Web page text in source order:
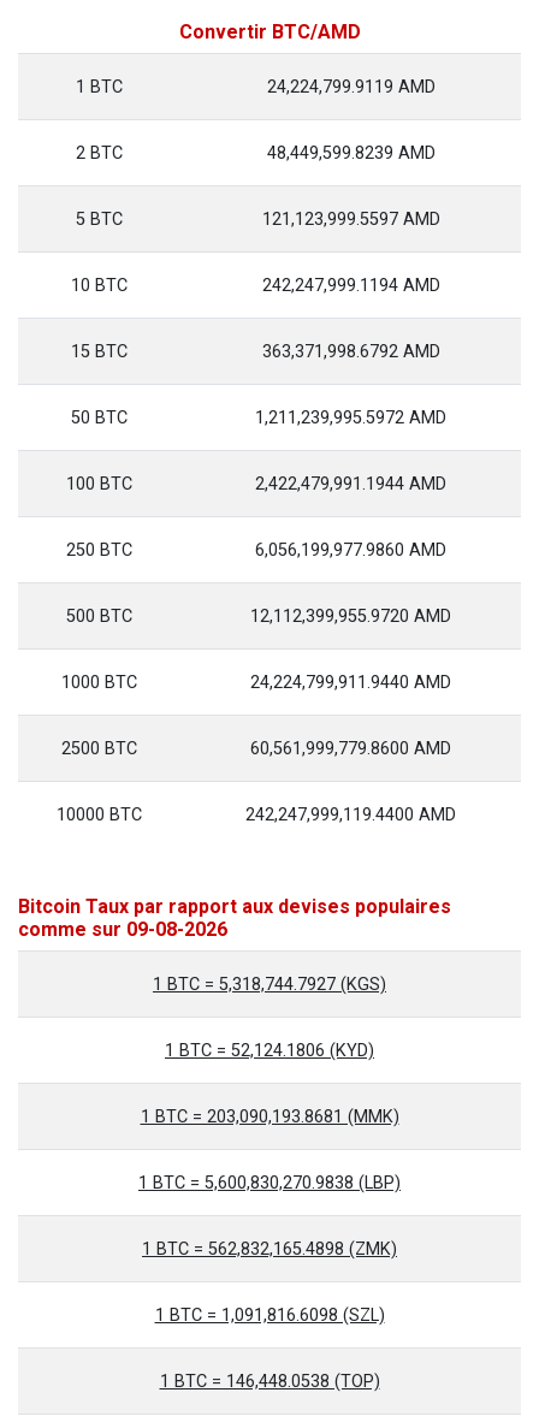
Convertir BTC/AMD
1 BTC 24,224,799.9119 AMD
2 BTC 48,449,599.8239 AMD
5 BTC 121,123,999.5597 AMD
10 BTC 242,247,999.1194 AMD
15 BTC 363,371,998.6792 AMD
50 BTC 1,211,239,995.5972 AMD
100 BTC 2,422,479,991.1944 AMD
250 BTC 6,056,199,977.9860 AMD
500 BTC 12,112,399,955.9720 AMD
1000 BTC 24,224,799,911.9440 AMD
2500 BTC 60,561,999,779.8600 AMD
10000 BTC 242,247,999,119.4400 AMD
Bitcoin Taux par rapport aux devises populaires
comme sur 09-08-2026
1 BTC = 5,318,744.7927 (KGS)
1 BTC = 52,124.1806 (KYD)
1 BTC = 203,090,193.8681 (MMK)
1 BTC = 5,600,830,270.9838 (LBP)
1 BTC = 562,832,165.4898 (ZMK)
1 BTC = 1,091,816.6098 (SZL)
1 BTC = 146,448.0538 (TOP)